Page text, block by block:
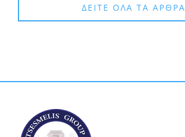
ΔΕΙΤΕ ΟΛΑ ΤΑ ΑΡΘΡΑ